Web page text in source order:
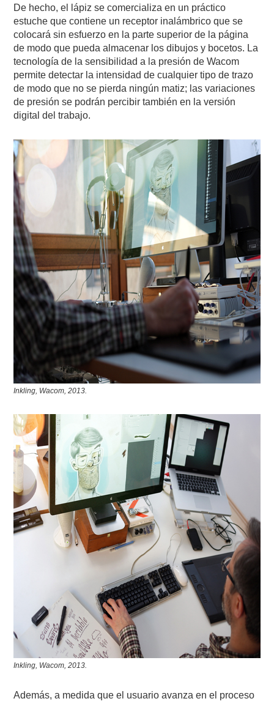
De hecho, el lápiz se comercializa en un práctico
estuche que contiene un receptor inalámbrico que se
colocará sin esfuerzo en la parte superior de la página
de modo que pueda almacenar los dibujos y bocetos. La
tecnología de la sensibilidad a la presión de Wacom
permite detectar la intensidad de cualquier tipo de trazo
de modo que no se pierda ningún matiz; las variaciones
de presión se podrán percibir también en la versión
digital del trabajo.
Inkling, Wacom, 2013.
Inkling, Wacom, 2013.
Además, a medida que el usuario avanza en el proceso